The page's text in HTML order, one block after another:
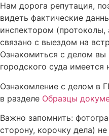
Нам дорога репутация,
видеть фактические
инспектором
связано с выездом на
Ознакомиться с делом
городского суда
Ознакомление с делом в
в разделе Образцы
Важно запомнить:
сторону, корочку дела)